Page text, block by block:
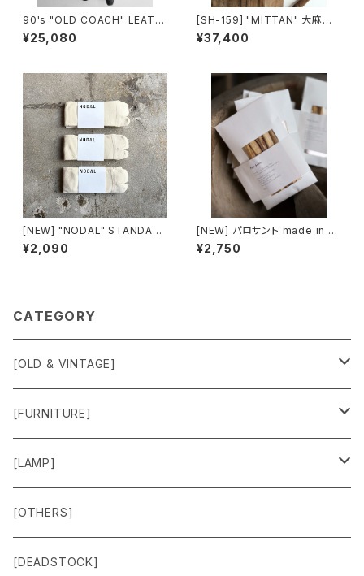
90's "OLD COACH" LEATH
ER SMALL BACKPACK mad
e in USA
¥25,080
[SH-159] "MITTAN" 大麻長
袖プルオーバー 高密度
¥37,400
[NEW] "NODAL" STANDAR
D SOX made in JAPAN
¥2,090
[NEW] パロサント made in Ec
uador
¥2,750
CATEGORY
[OLD & VINTAGE]
Sweat & Knit
Shirts
Outer
Jacket
[FURNITURE]
Chair
Box
Others
[LAMP]
Lamp
Lamp Parts
[OTHERS]
[DEADSTOCK]